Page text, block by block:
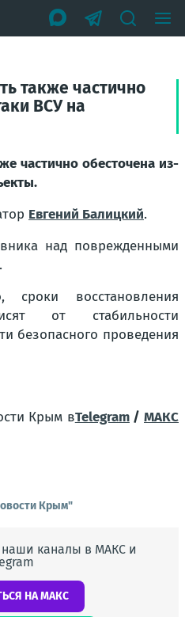
также частично
ВСУ на
частично обесточена из-
Евгений Балицкий.
над поврежденными
восстановления
от стабильности
безопасного проведения
Крым вTelegram/МАКС
Крым"
каналы в МАКС и
НА МАКС